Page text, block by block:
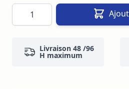
Quantité
Livraison 48 /96
H maximum